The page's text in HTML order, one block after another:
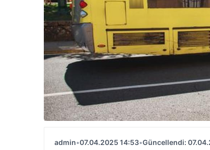
admin•07.04.2025 14:53•Güncellendi: